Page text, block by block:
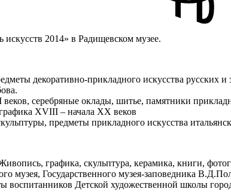
2014» в Радищевском музее.
декоративно-прикладного искусства русских
серебряные оклады, шитье, памятники
ХVIII – начала ХХ веков
предметы прикладного искусства
графика, скульптура, керамика, книги,
музея, Государственного музея-заповедника
воспитанников Детской художественной школы